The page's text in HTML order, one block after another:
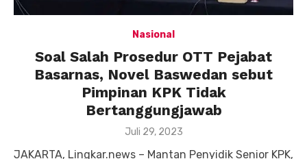
Nasional
Soal Salah Prosedur OTT Pejabat
Basarnas, Novel Baswedan sebut
Pimpinan KPK Tidak
Bertanggungjawab
Posted
Juli 29, 2023
JAKARTA, Lingkar.news – Mantan Penyidik Senior KPK,